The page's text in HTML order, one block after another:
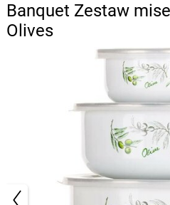
Banquet Zestaw
Olives